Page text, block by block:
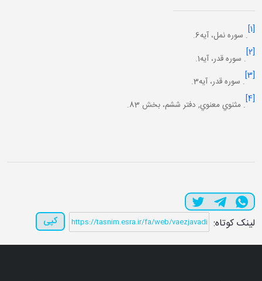
. سوره نمل، آيه6.
[2]
. سوره قدر، آيه1.
[3]
. سوره قدر، آيه3.
[4]
. مثنوي معنوي, دفتر ششم، بخش 83.
لینک کوتاه: کپی